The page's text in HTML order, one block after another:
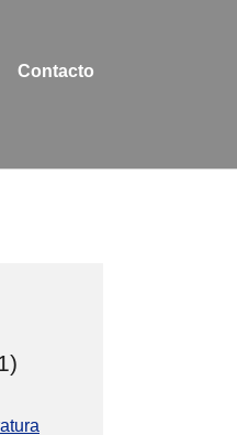
for "Login"
Contacto